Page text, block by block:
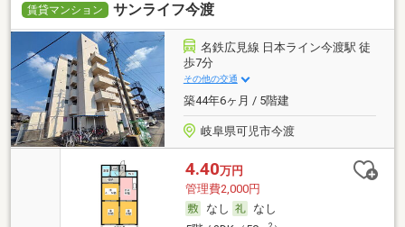
賃貸マンション サンライフ今渡
名鉄広見線 日本ライン今渡駅 徒
歩7分
その他の交通
築44年6ヶ月 / 5階建
岐阜県可児市今渡
4.40万円
管理費2,000円
なし
なし